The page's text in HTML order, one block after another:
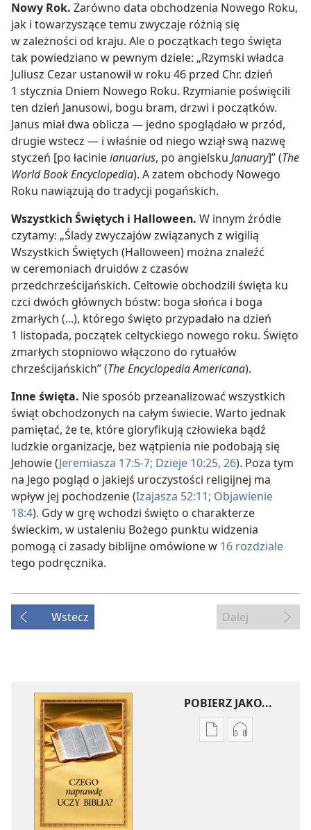
Nowy Rok. Zarówno data obchodzenia Nowego Roku,
jak i towarzyszące temu zwyczaje różnią się
w zależności od kraju. Ale o początkach tego święta
tak powiedziano w pewnym dziele: „Rzymski władca
Juliusz Cezar ustanowił w roku 46 przed Chr. dzień
1 stycznia Dniem Nowego Roku. Rzymianie poświęcili
ten dzień Janusowi, bogu bram, drzwi i początków.
Janus miał dwa oblicza — jedno spoglądało w przód,
drugie wstecz — i właśnie od niego wziął swą nazwę
styczeń [po łacinieianuarius, po angielsku January]” (The
World Book Encyclopedia). A zatem obchody Nowego
Roku nawiązują do tradycji pogańskich.
Wszystkich Świętych i Halloween. W innym źródle
czytamy: „Ślady zwyczajów związanych z wigilią
Wszystkich Świętych (Halloween) można znaleźć
w ceremoniach druidów z czasów
przedchrześcijańskich. Celtowie obchodzili święta ku
czci dwóch głównych bóstw: boga słońca i boga
zmarłych (...), którego święto przypadało na dzień
1 listopada, początek celtyckiego nowego roku. Święto
zmarłych stopniowo włączono do rytuałów
chrześcijańskich” (The Encyclopedia Americana).
Inne święta. Nie sposób przeanalizować wszystkich
świąt obchodzonych na całym świecie. Warto jednak
pamiętać, że te, które gloryfikują człowieka bądź
ludzkie organizacje, bez wątpienia nie podobają się
Jehowie (Jeremiasza 17:5-7; Dzieje 10:25, 26). Poza tym
na Jego pogląd o jakiejś uroczystości religijnej ma
wpływ jej pochodzenie (Izajasza 52:11; Objawienie
18:4). Gdy w grę wchodzi święto o charakterze
świeckim, w ustaleniu Bożego punktu widzenia
pomogą ci zasady biblijne omówione w 16 rozdziale
tego podręcznika.
Wstecz Dalej
POBIERZ JAKO...
UstawieniaUstawienia